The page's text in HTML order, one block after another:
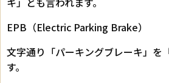
EPB（Electric Parking Brake）
文字通り「パーキングブレーキ」を
す。